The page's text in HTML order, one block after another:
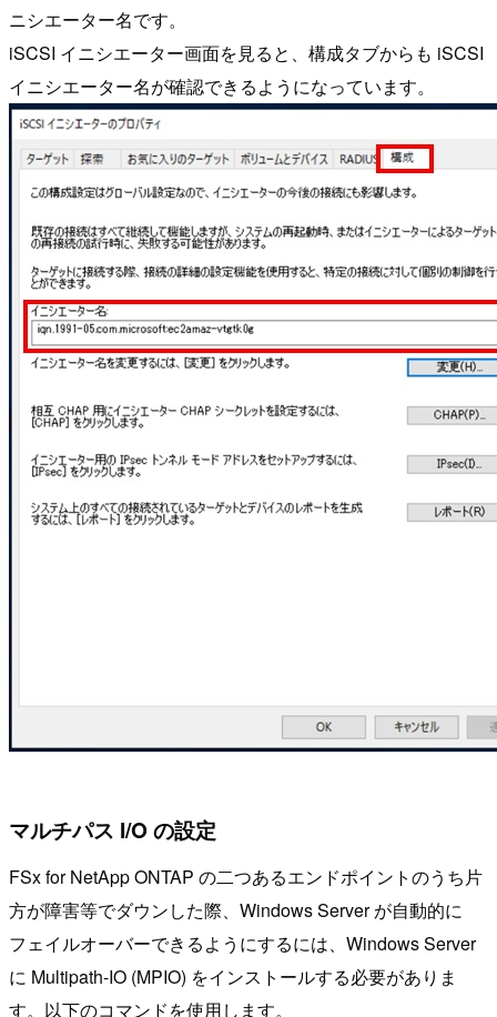
ニシエーター名です。
iSCSI イニシエーター画面を見ると、構成タブからも iSCSI
イニシエーター名が確認できるようになっています。
マルチパス I/O の設定
FSx for NetApp ONTAP の二つあるエンドポイントのうち片
方が障害等でダウンした際、Windows Server が自動的に
フェイルオーバーできるようにするには、Windows Server
に Multipath-IO (MPIO) をインストールする必要がありま
す。以下のコマンドを使用します。